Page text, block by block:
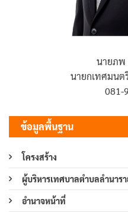
นายภพ
นายกเทศมนต
081-
ข้อมูลพื้นฐาน
โครงสร้าง
ผู้บริหารเทศบาลตำบลลำนาร
อำนาจหน้าที่